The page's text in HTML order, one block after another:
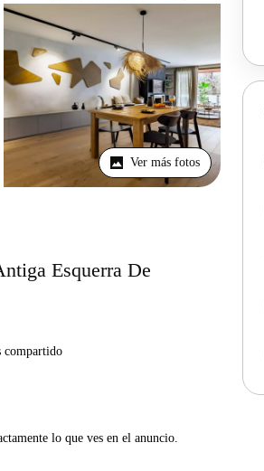
Ver más fotos
Esquerra De
compartido
lo que ves en el anuncio.